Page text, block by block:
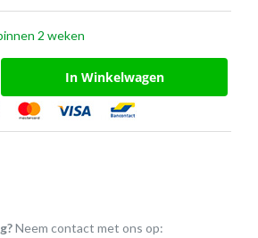
2 weken
In Winkelwagen
Neem contact met ons op: